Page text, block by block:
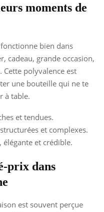
moments de
bien dans
cadeau, grande occasion,
polyvalence est
une bouteille qui ne te
à table.
et tendues.
et complexes.
élégante et crédible.
prix dans
est souvent perçue